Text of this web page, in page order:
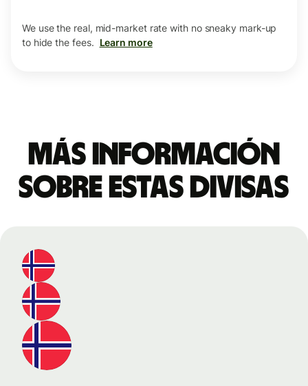
We use the real, mid-market rate with no sneaky mark-up
to hide the fees. Learn more
Más información
sobre estas divisas